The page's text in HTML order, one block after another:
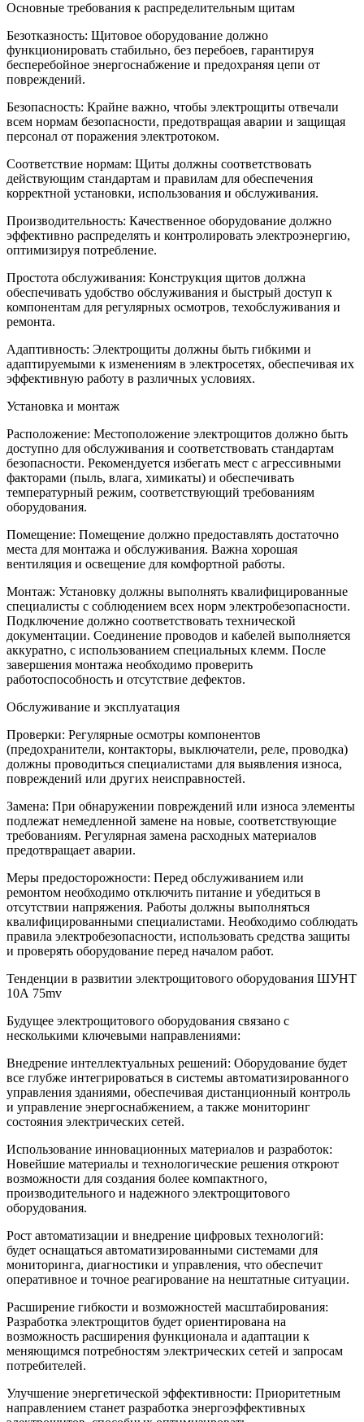
Основные требования к распределительным щитам
Безотказность: Щитовое оборудование должно
функционировать стабильно, без перебоев, гарантируя
бесперебойное энергоснабжение и предохраняя цепи от
повреждений.
Безопасность: Крайне важно, чтобы электрощиты отвечали
всем нормам безопасности, предотвращая аварии и защищая
персонал от поражения электротоком.
Соответствие нормам: Щиты должны соответствовать
действующим стандартам и правилам для обеспечения
корректной установки, использования и обслуживания.
Производительность: Качественное оборудование должно
эффективно распределять и контролировать электроэнергию,
оптимизируя потребление.
Простота обслуживания: Конструкция щитов должна
обеспечивать удобство обслуживания и быстрый доступ к
компонентам для регулярных осмотров, техобслуживания и
ремонта.
Адаптивность: Электрощиты должны быть гибкими и
адаптируемыми к изменениям в электросетях, обеспечивая их
эффективную работу в различных условиях.
Установка и монтаж
Расположение: Местоположение электрощитов должно быть
доступно для обслуживания и соответствовать стандартам
безопасности. Рекомендуется избегать мест с агрессивными
факторами (пыль, влага, химикаты) и обеспечивать
температурный режим, соответствующий требованиям
оборудования.
Помещение: Помещение должно предоставлять достаточно
места для монтажа и обслуживания. Важна хорошая
вентиляция и освещение для комфортной работы.
Монтаж: Установку должны выполнять квалифицированные
специалисты с соблюдением всех норм электробезопасности.
Подключение должно соответствовать технической
документации. Соединение проводов и кабелей выполняется
аккуратно, с использованием специальных клемм. После
завершения монтажа необходимо проверить
работоспособность и отсутствие дефектов.
Обслуживание и эксплуатация
Проверки: Регулярные осмотры компонентов
(предохранители, контакторы, выключатели, реле, проводка)
должны проводиться специалистами для выявления износа,
повреждений или других неисправностей.
Замена: При обнаружении повреждений или износа элементы
подлежат немедленной замене на новые, соответствующие
требованиям. Регулярная замена расходных материалов
предотвращает аварии.
Меры предосторожности: Перед обслуживанием или
ремонтом необходимо отключить питание и убедиться в
отсутствии напряжения. Работы должны выполняться
квалифицированными специалистами. Необходимо соблюдать
правила электробезопасности, использовать средства защиты
и проверять оборудование перед началом работ.
Тенденции в развитии электрощитового оборудования ШУНТ
10А 75mv
Будущее электрощитового оборудования связано с
несколькими ключевыми направлениями:
Внедрение интеллектуальных решений: Оборудование будет
все глубже интегрироваться в системы автоматизированного
управления зданиями, обеспечивая дистанционный контроль
и управление энергоснабжением, а также мониторинг
состояния электрических сетей.
Использование инновационных материалов и разработок:
Новейшие материалы и технологические решения откроют
возможности для создания более компактного,
производительного и надежного электрощитового
оборудования.
Рост автоматизации и внедрение цифровых технологий:
будет оснащаться автоматизированными системами для
мониторинга, диагностики и управления, что обеспечит
оперативное и точное реагирование на нештатные ситуации.
Расширение гибкости и возможностей масштабирования:
Разработка электрощитов будет ориентирована на
возможность расширения функционала и адаптации к
меняющимся потребностям электрических сетей и запросам
потребителей.
Улучшение энергетической эффективности: Приоритетным
направлением станет разработка энергоэффективных